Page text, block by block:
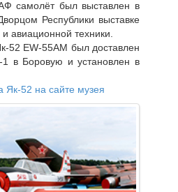
самолёт был выставлен в
Республики выставке
авиационной техники.
52 EW-55AM был доставлен
1 в Боровую и установлен в
Як-52 на сайте музея